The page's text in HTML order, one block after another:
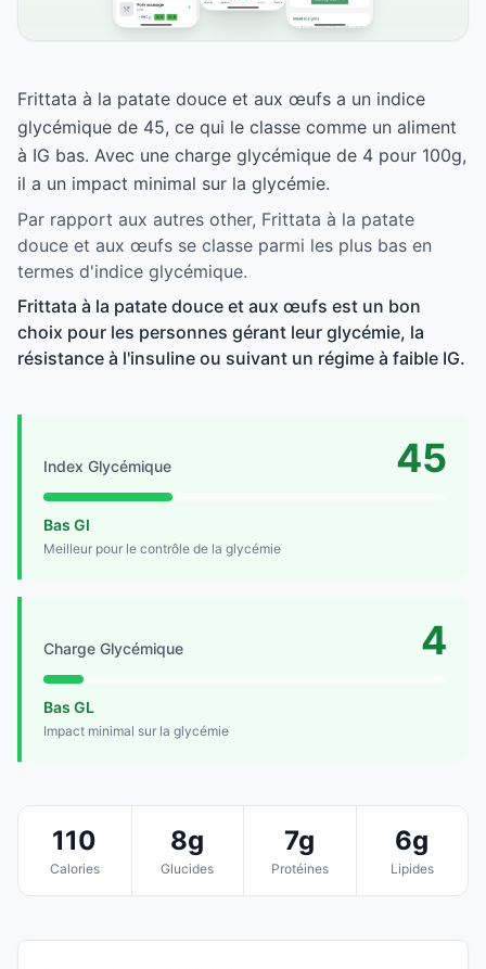
Frittata à la patate douce et aux œufs a un indice
glycémique de 45, ce qui le classe comme un aliment
à IG bas. Avec une charge glycémique de 4 pour 100g,
il a un impact minimal sur la glycémie.
Par rapport aux autres other, Frittata à la patate
douce et aux œufs se classe parmi les plus bas en
termes d'indice glycémique.
Frittata à la patate douce et aux œufs est un bon
choix pour les personnes gérant leur glycémie, la
résistance à l'insuline ou suivant un régime à faible IG.
Index Glycémique 45
Bas GI
Meilleur pour le contrôle de la glycémie
Charge Glycémique 4
Bas GL
Impact minimal sur la glycémie
110
Calories
8g
Glucides
7g
Protéines
6g
Lipides